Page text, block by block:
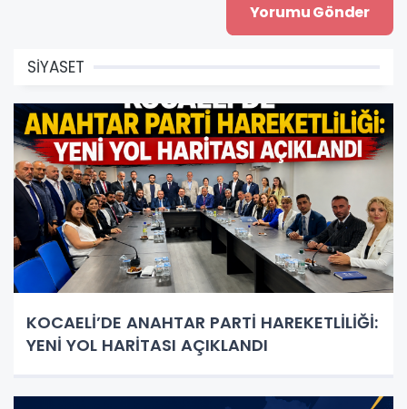
SİYASET
KOCAELİ’DE ANAHTAR PARTİ HAREKETLİLİĞİ:
YENİ YOL HARİTASI AÇIKLANDI